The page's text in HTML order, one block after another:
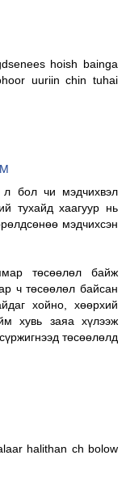
hoish bainga
uuriin chin tuhai
бол чи мэдчихвэл
тухайд хаагуур нь
мэдчихсэн
төсөөлөл байж
ч төсөөлөл байсан
хойно, хөөрхий
хувь заяа хүлээж
төсөөлөлд
halithan ch bolow